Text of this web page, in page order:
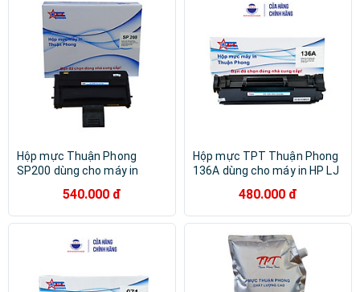
557/ 657/ 757/ 857 - Hàng
Chính Hãng
C2504/ C2011/ C4502/
C2800/ C3300/ C3001/
C3501/ C2030/ C2530/
C2550/ C2551 - Hàng Chính
Hãng
Hộp mực Thuận Phong
SP200 dùng cho máy in
202SN/ 203SF/ 203SFN/
210/ 210SU/ 212SFNw/
540.000 đ
Hộp mực TPT Thuận Phong
136A dùng cho máy in HP LJ
Chính Hãng480.000 đ